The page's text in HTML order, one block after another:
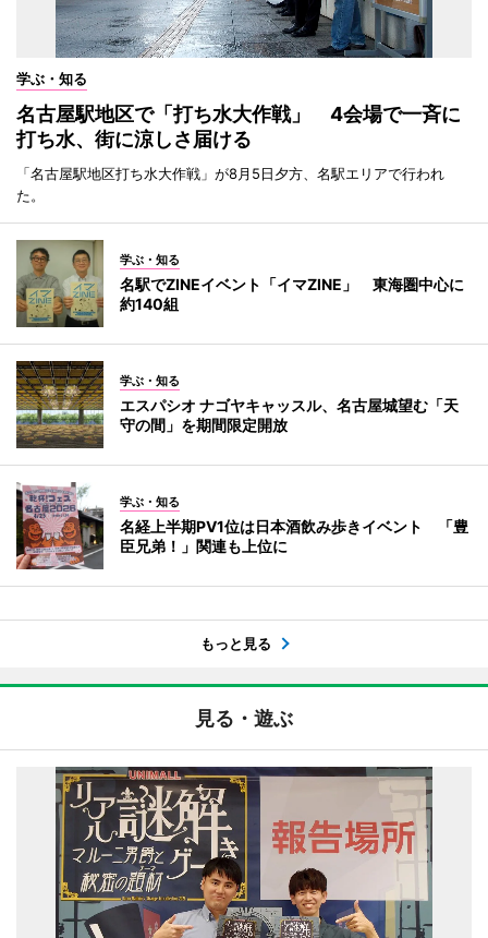
学ぶ・知る
名古屋駅地区で「打ち水大作戦」 4会場で一斉に
打ち水、街に涼しさ届ける
「名古屋駅地区打ち水大作戦」が8月5日夕方、名駅エリアで行われ
た。
学ぶ・知る
名駅でZINEイベント「イマZINE」 東海圏中心に
約140組
学ぶ・知る
エスパシオ ナゴヤキャッスル、名古屋城望む「天
守の間」を期間限定開放
学ぶ・知る
名経上半期PV1位は日本酒飲み歩きイベント 「豊
臣兄弟！」関連も上位に
もっと見る
見る・遊ぶ